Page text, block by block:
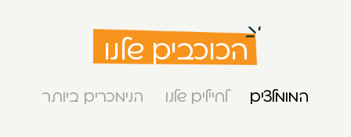
הכוכבים שלנו
המומלצים לחיילים שלנו הנימכרים ביותר